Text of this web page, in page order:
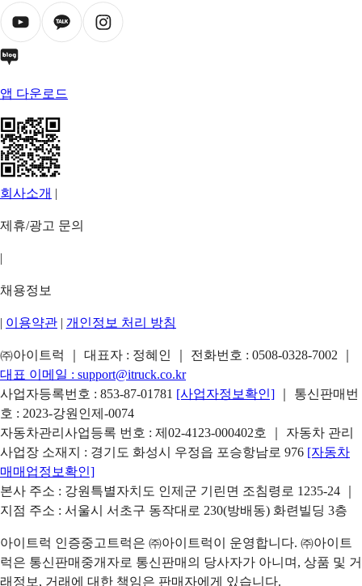
앱 다운로드
회사소개 |
제휴/광고 문의
|
채용정보
| 이용약관 | 개인정보 처리 방침
㈜아이트럭 ｜ 대표자 : 정혜인 ｜ 전화번호 : 0508-0328-7002
대표 이메일 : support@itruck.co.kr
사업자등록번호 : 853-87-01781 [사업자정보확인]
｜ 통신판매번
호 : 2023-강원인제-0074
자동차관리사업등록 번호 : 제02-4123-000402호 ｜ 자동차 관리
사업장 소재지 : 경기도 화성시 우정읍 포승항남로 976 [자동차
매매업정보확인]
본사 주소 : 강원특별자치도 인제군 기린면 조침령로 1235-24 ｜
지점 주소 : 서울시 서초구 동작대로 230(방배동) 화련빌딩 3층
아이트럭 인증중고트럭은 ㈜아이트럭이 운영합니다. ㈜아이트
럭은 통신판매중개자로 통신판매의 당사자가 아니며, 상품 및 거
래정보, 거래에 대한 책임은 판매자에게 있습니다.